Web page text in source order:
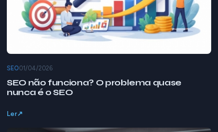
SEO01/04/2026
SEO não funciona? O problema quase
nunca é o SEO
Ler